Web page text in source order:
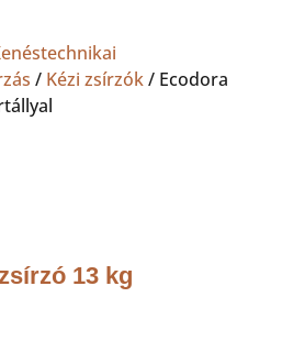
/ Kézi zsírzók/ Ecodora
13 kg